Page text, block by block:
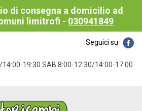
di consegna a domicilio ad
limitrofi - 030941849
Seguici su
14:00-19:30 SAB 8:00-12:30/14:00-17:00